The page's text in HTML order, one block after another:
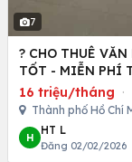
7
? CHO THUÊ
TỐT - MIỄN PHÍ
16 triệu/tháng ·
Thành phố Hồ Chí
H
HT L
Đăng 02/02/2026